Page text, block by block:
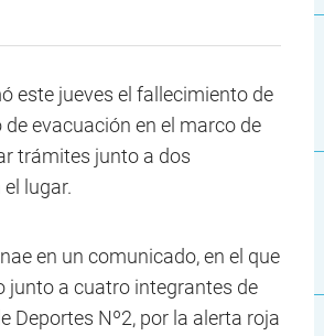
este jueves el fallecimiento de
evacuación en el marco de
trámites junto a dos
lugar.
en un comunicado, en el que
junto a cuatro integrantes de
Deportes Nº2, por la alerta roja